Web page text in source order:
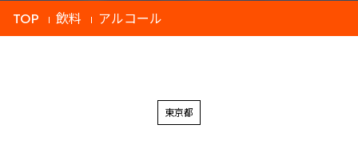
TOP 飲料 アルコール
東京都